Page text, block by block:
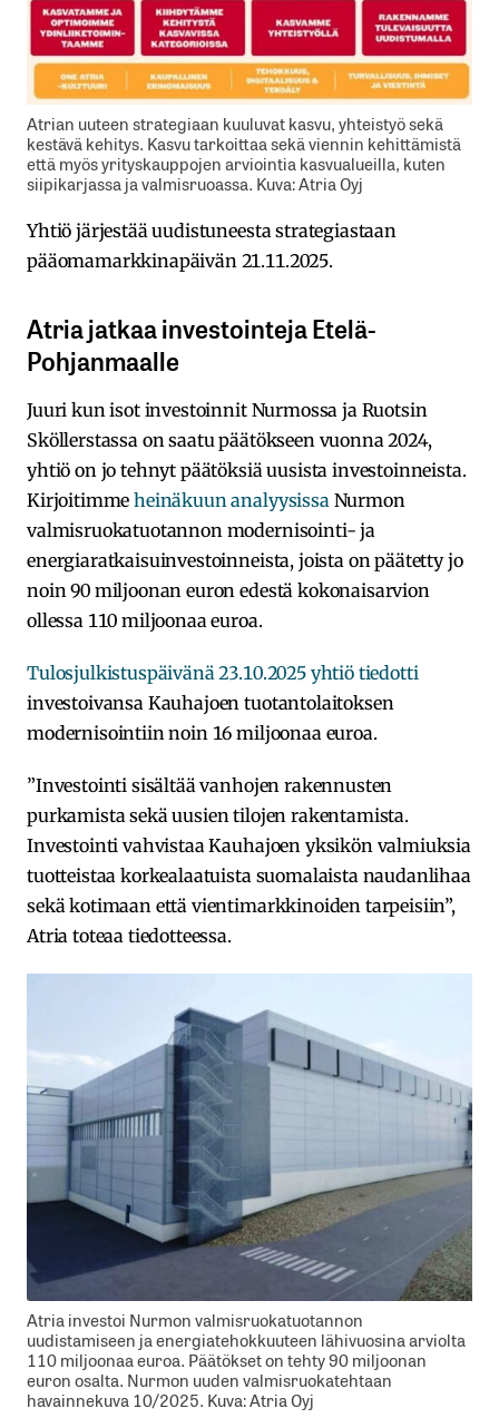
Atrian uuteen strategiaan kuuluvat kasvu, yhteistyö sekä
kestävä kehitys. Kasvu tarkoittaa sekä viennin kehittämistä
että myös yrityskauppojen arviointia kasvualueilla, kuten
siipikarjassa ja valmisruoassa. Kuva: Atria Oyj
Yhtiö järjestää uudistuneesta strategiastaan
pääomamarkkinapäivän 21.11.2025.
Atria jatkaa investointeja Etelä-
Pohjanmaalle
Juuri kun isot investoinnit Nurmossa ja Ruotsin
Sköllerstassa on saatu päätökseen vuonna 2024,
yhtiö on jo tehnyt päätöksiä uusista investoinneista.
Kirjoitimmeheinäkuun analyysissa Nurmon
valmisruokatuotannon modernisointi- ja
energiaratkaisuinvestoinneista, joista on päätetty jo
noin 90 miljoonan euron edestä kokonaisarvion
ollessa 110 miljoonaa euroa.
Tulosjulkistuspäivänä 23.10.2025 yhtiö tiedotti
investoivansa Kauhajoen tuotantolaitoksen
modernisointiin noin 16 miljoonaa euroa.
”Investointi sisältää vanhojen rakennusten
purkamista sekä uusien tilojen rakentamista.
Investointi vahvistaa Kauhajoen yksikön valmiuksia
tuotteistaa korkealaatuista suomalaista naudanlihaa
sekä kotimaan että vientimarkkinoiden tarpeisiin”,
Atria toteaa tiedotteessa.
Atria investoi Nurmon valmisruokatuotannon
uudistamiseen ja energiatehokkuuteen lähivuosina arviolta
110 miljoonaa euroa. Päätökset on tehty 90 miljoonan
euron osalta. Nurmon uuden valmisruokatehtaan
havainnekuva 10/2025. Kuva: Atria Oyj